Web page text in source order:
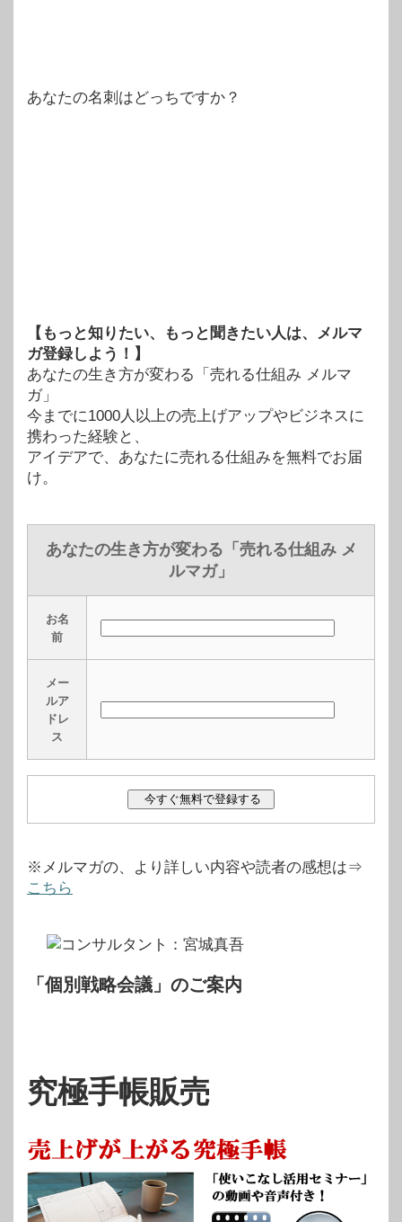
あなたの名刺はどっちですか？
【もっと知りたい、もっと聞きたい人は、メルマ
ガ登録しよう！】
あなたの生き方が変わる「売れる仕組み メルマ
ガ」
今までに1000人以上の売上げアップやビジネスに
携わった経験と、
アイデアで、あなたに売れる仕組みを無料でお届
け。
あなたの生き方が変わる「売れる仕組み メ
ルマガ」
お名
前
メー
ルア
ドレ
ス
※メルマガの、より詳しい内容や読者の感想は⇒
こちら
「個別戦略会議」のご案内
究極手帳販売